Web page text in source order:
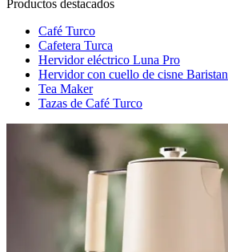
Productos destacados
Café Turco
Cafetera Turca
Hervidor eléctrico Luna Pro
Hervidor con cuello de cisne Baristan
Tea Maker
Tazas de Café Turco